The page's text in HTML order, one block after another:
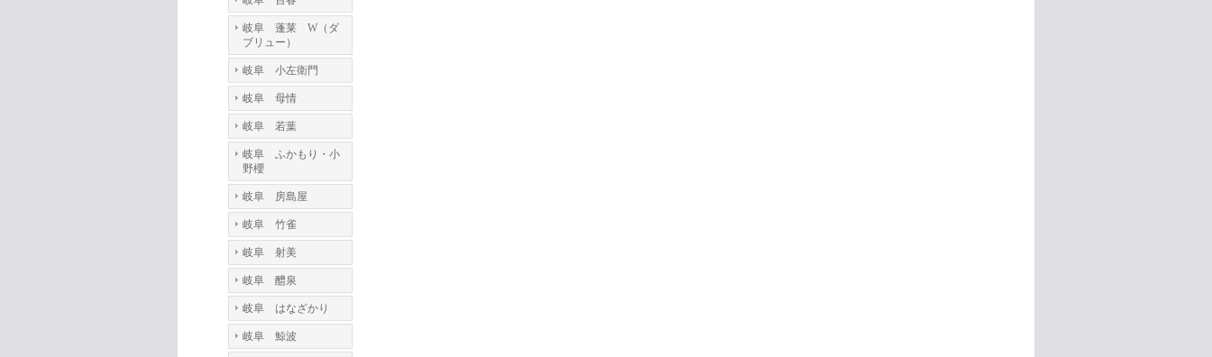
岐阜 蓬莱 W（ダ
ブリュー）
岐阜 小左衛門
岐阜 母情
岐阜 若葉
岐阜 ふかもり・小
野櫻
岐阜 房島屋
岐阜 竹雀
岐阜 射美
岐阜 醴泉
岐阜 はなざかり
岐阜 鯨波